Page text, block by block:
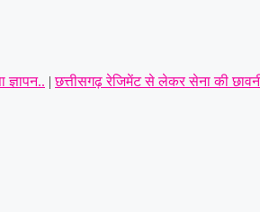
| छत्तीसगढ़ रेजिमेंट से लेकर सेना की